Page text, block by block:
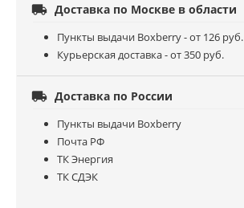
 Доставка по Москве в области
Пункты выдачи Boxberry - от 126 руб.
Курьерская доставка - от 350 руб.
 Доставка по России
Пункты выдачи Boxberry
Почта РФ
ТК Энергия
ТК СДЭК